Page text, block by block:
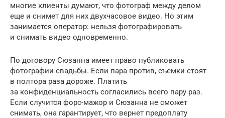
многие клиенты думают, что фотограф между делом
еще и снимет для них двухчасовое видео. Но этим
занимается оператор: нельзя фотографировать
и снимать видео одновременно.
По договору Сюзанна имеет право публиковать
фотографии свадьбы. Если пара против, съемки стоят
в полтора раза дороже. Платить
за конфиденциальность согласились всего пару раз.
Если случится форс-мажор и Сюзанна не сможет
снимать, она гарантирует, что вернет предоплату